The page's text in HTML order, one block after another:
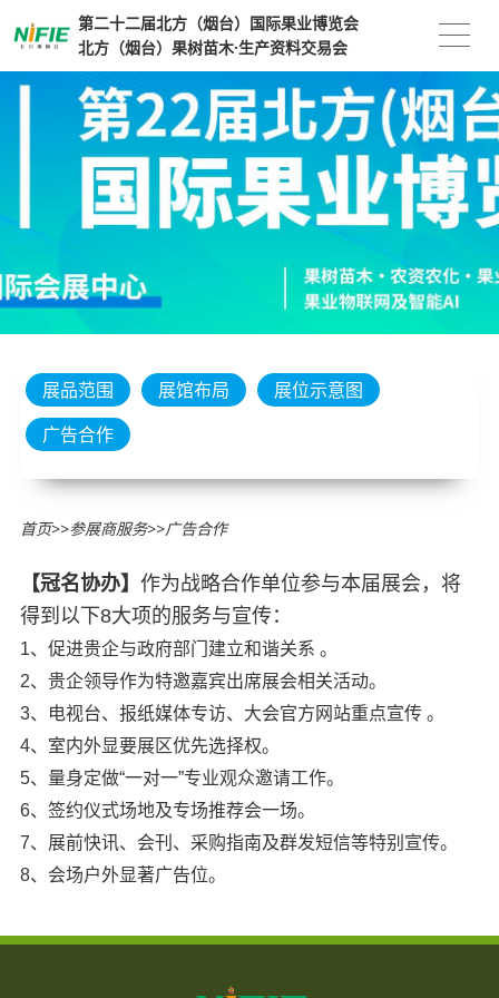
第二十二届北方（烟台）国际果业博览会
北方（烟台）果树苗木·生产资料交易会
展品范围 展馆布局
展位示意图
广告合作
首页>>参展商服务>>广告合作
【冠名协办】 作为战略合作单位参与本届展会，将
得到以下8大项的服务与宣传：
1、 促进贵企与政府部门建立和谐关系 。
2、贵企领导作为特邀嘉宾出席展会相关活动。
3、电视台、报纸媒体专访、大会官方网站重点宣传 。
4、室内外显要展区优先选择权。
5、量身定做“一对一”专业观众邀请工作。
6、签约仪式场地及专场推荐会一场。
7、展前快讯、会刊、采购指南及群发短信等特别宣传。
8、会场户外显著广告位。